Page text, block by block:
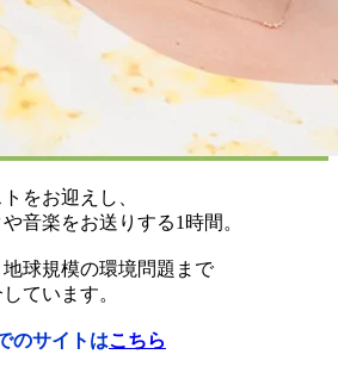
をお迎えし、
音楽をお送りする1時間。
球規模の環境問題まで
ています。
のサイトはこちら